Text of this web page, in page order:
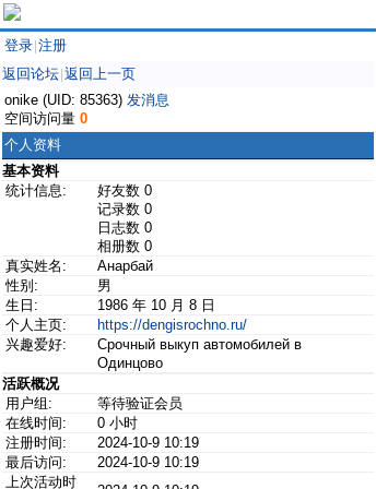
登录 注册
返回论坛 返回上一页
onike (UID: 85363) 发消息
空间访问量 0
个人资料
基本资料
统计信息:
好友数 0
记录数 0
日志数 0
相册数 0
真实姓名:
Анарбай
性别:
男
生日:
1986 年 10 月 8 日
个人主页:
https://dengisrochno.ru/
兴趣爱好:
Срочный выкуп автомобилей в
Одинцово
活跃概况
用户组:
等待验证会员
在线时间:
0 小时
注册时间:
2024-10-9 10:19
最后访问:
2024-10-9 10:19
上次活动时